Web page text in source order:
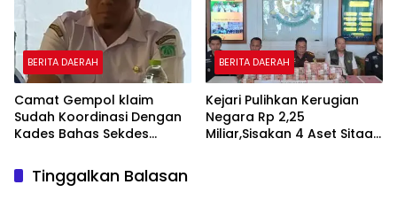
BERITA DAERAH
Camat Gempol klaim
Sudah Koordinasi Dengan
Kades Bahas Sekdes
Pentingnya
BERITA DAERAH
Kejari Pulihkan Kerugian
Negara Rp 2,25
Miliar,Sisakan 4 Aset Sitaan
Tinggalkan Balasan